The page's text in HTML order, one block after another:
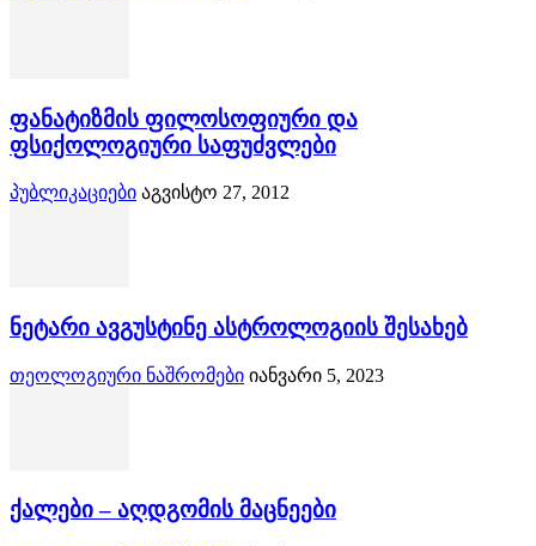
ფანატიზმის ფილოსოფიური და
ფსიქოლოგიური საფუძვლები
პუბლიკაციები აგვისტო 27, 2012
ნეტარი ავგუსტინე ასტროლოგიის შესახებ
თეოლოგიური ნაშრომები იანვარი 5, 2023
ქალები – აღდგომის მაცნეები